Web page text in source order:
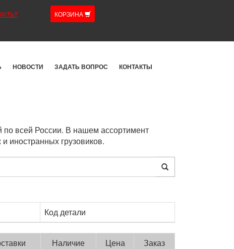
КОРЗИНА
НОВОСТИ ЗАДАТЬ ВОПРОС КОНТАКТЫ
по всей России. В нашем ассортимент
иностранных грузовиков.
Код детали
Наличие Цена Заказ